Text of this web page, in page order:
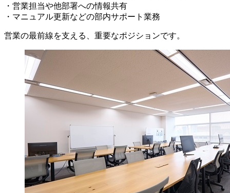
・営業担当や他部署への情報共有
・マニュアル更新などの部内サポート業務
営業の最前線を支える、重要なポジションです。